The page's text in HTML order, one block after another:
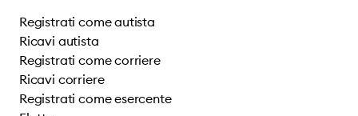
Registrati come autista
Ricavi autista
Registrati come corriere
Ricavi corriere
Registrati come esercente